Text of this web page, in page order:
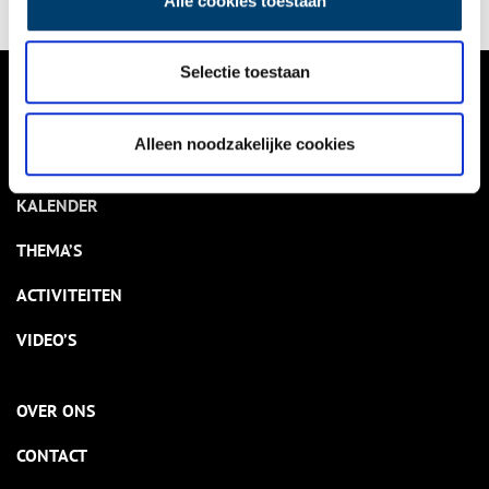
Selectie toestaan
Alleen noodzakelijke cookies
VERHALEN
KALENDER
THEMA’S
ACTIVITEITEN
VIDEO’S
OVER ONS
CONTACT